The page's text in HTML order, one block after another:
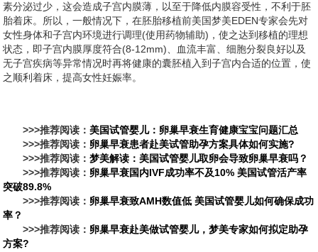
素分泌过少，这会造成子宫内膜薄，以至于降低内膜容受性，不利于胚
胎着床。所以，一般情况下，在胚胎移植前美国梦美EDEN专家会先对
女性身体和子宫内环境进行调理(使用药物辅助)，使之达到移植的理想
状态，即子宫内膜厚度符合(8-12mm)、血流丰富、细胞分裂良好以及
无子宫疾病等异常情况时再将健康的囊胚植入到子宫内合适的位置，使
之顺利着床，提高女性妊娠率。
>>>推荐阅读： 美国试管婴儿：卵巢早衰生育健康宝宝问题汇总
>>>推荐阅读： 卵巢早衰患者赴美试管助孕方案具体如何实施?
>>>推荐阅读： 梦美解读：美国试管婴儿取卵会导致卵巢早衰吗？
>>>推荐阅读： 卵巢早衰国内IVF成功率不及10% 美国试管活产率
突破89.8%
>>>推荐阅读： 卵巢早衰致AMH数值低 美国试管婴儿如何确保成功
率？
>>>推荐阅读： 卵巢早衰赴美做试管婴儿，梦美专家如何拟定助孕
方案?